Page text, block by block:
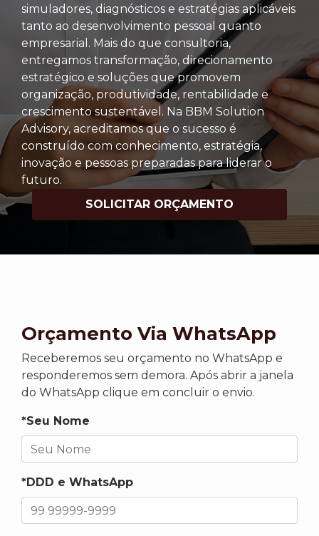
simuladores, diagnósticos e estratégias aplicáveis
tanto ao desenvolvimento pessoal quanto
empresarial. Mais do que consultoria,
entregamos transformação, direcionamento
estratégico e soluções que promovem
organização, produtividade, rentabilidade e
crescimento sustentável. Na BBM Solution
Advisory, acreditamos que o sucesso é
construído com conhecimento, estratégia,
inovação e pessoas preparadas para liderar o
futuro.
SOLICITAR ORÇAMENTO
Orçamento Via WhatsApp
Receberemos seu orçamento no WhatsApp e
responderemos sem demora. Após abrir a janela
do WhatsApp clique em concluir o envio.
*Seu Nome
*DDD e WhatsApp